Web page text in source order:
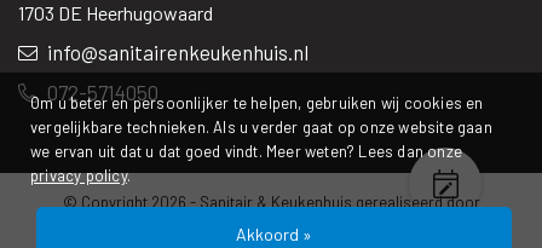
1703 DE Heerhugowaard
info@sanitairenkeukenhuis.nl
072-5714050
© Copyright 2026 - Sanitair & Keukenhuis gerealiseerd door
Studioweb.nl
Om u beter en persoonlijker te helpen, gebruiken wij cookies en
vergelijkbare technieken. Als u verder gaat op onze website gaan
we ervan uit dat u dat goed vindt. Meer weten? Lees dan onze
privacy policy.
Akkoord »